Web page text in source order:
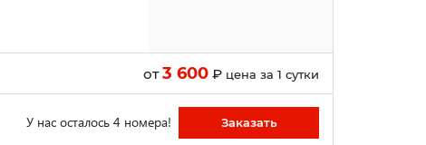
от3 600₽ цена за 1 сутки
У нас осталось 4 номера! Заказать